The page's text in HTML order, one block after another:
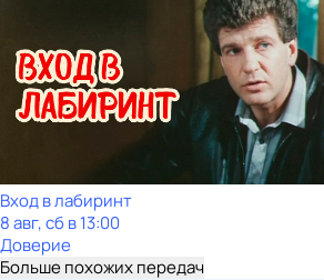
Вход в лабиринт
8 авг, сб в 13:00
Доверие
Больше похожих передач